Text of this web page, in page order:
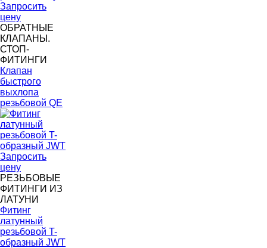
Запросить
цену
ОБРАТНЫЕ
КЛАПАНЫ.
СТОП-
ФИТИНГИ
Клапан
быстрого
выхлопа
резьбовой QE
Запросить
цену
РЕЗЬБОВЫЕ
ФИТИНГИ ИЗ
ЛАТУНИ
Фитинг
латунный
резьбовой T-
образный JWT